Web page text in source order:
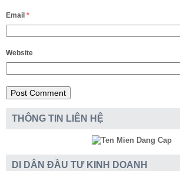
Email *
Website
THÔNG TIN LIÊN HỆ
DI DÂN ĐẦU TƯ KINH DOANH